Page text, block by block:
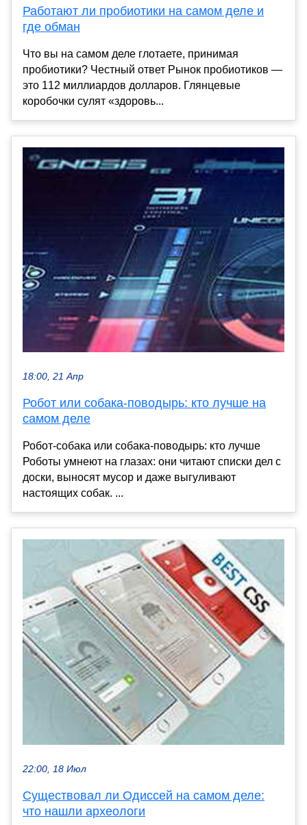
Работают ли пробиотики на самом деле и
где обман
Что вы на самом деле глотаете, принимая
пробиотики? Честный ответ Рынок пробиотиков —
это 112 миллиардов долларов. Глянцевые
коробочки сулят «здоровь...
18:00, 21 Апр
Робот или собака-поводырь: кто лучше на
самом деле
Робот-собака или собака-поводырь: кто лучше
Роботы умнеют на глазах: они читают списки дел с
доски, выносят мусор и даже выгуливают
настоящих собак. ...
22:00, 18 Июл
Существовал ли Одиссей на самом деле:
что нашли археологи